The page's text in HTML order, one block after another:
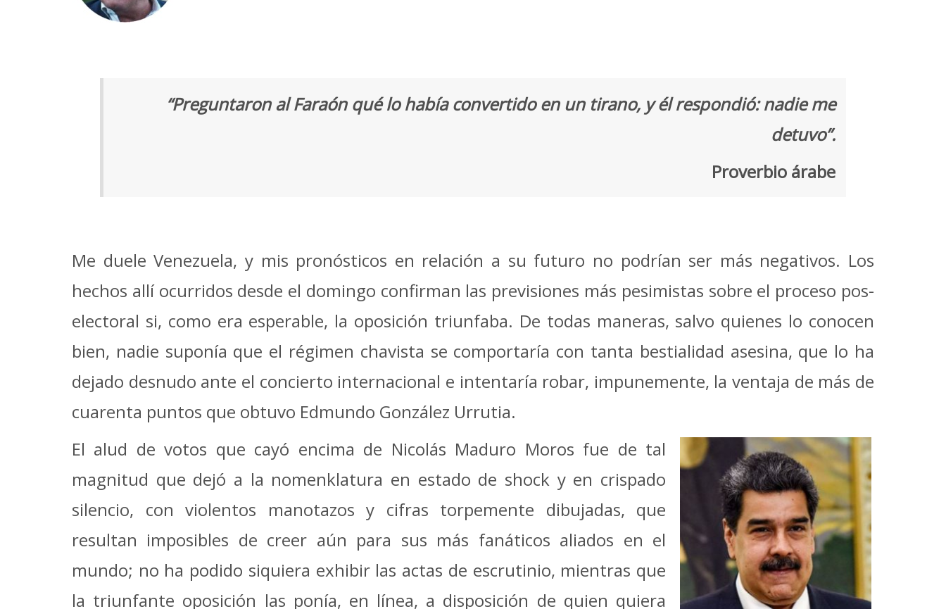
“Preguntaron al Faraón qué lo había convertido en un tirano, y él respondió: nadie me
detuvo”.
Proverbio árabe
Me duele Venezuela, y mis pronósticos en relación a su futuro no podrían ser más negativos. Los
hechos allí ocurridos desde el domingo confirman las previsiones más pesimistas sobre el proceso pos-
electoral si, como era esperable, la oposición triunfaba. De todas maneras, salvo quienes lo conocen
bien, nadie suponía que el régimen chavista se comportaría con tanta bestialidad asesina, que lo ha
dejado desnudo ante el concierto internacional e intentaría robar, impunemente, la ventaja de más de
cuarenta puntos que obtuvo Edmundo González Urrutia.
El alud de votos que cayó encima de Nicolás Maduro Moros fue de tal
magnitud que dejó a la nomenklatura en estado de shock y en crispado
silencio, con violentos manotazos y cifras torpemente dibujadas, que
resultan imposibles de creer aún para sus más fanáticos aliados en el
mundo; no ha podido siquiera exhibir las actas de escrutinio, mientras que
la triunfante oposición las ponía, en línea, a disposición de quien quiera